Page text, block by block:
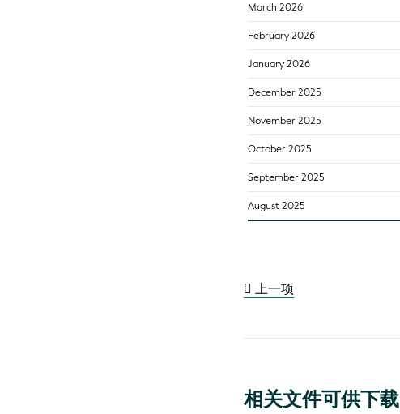
March 2026
February 2026
January 2026
December 2025
November 2025
October 2025
September 2025
August 2025
上一项
相关文件可供下载